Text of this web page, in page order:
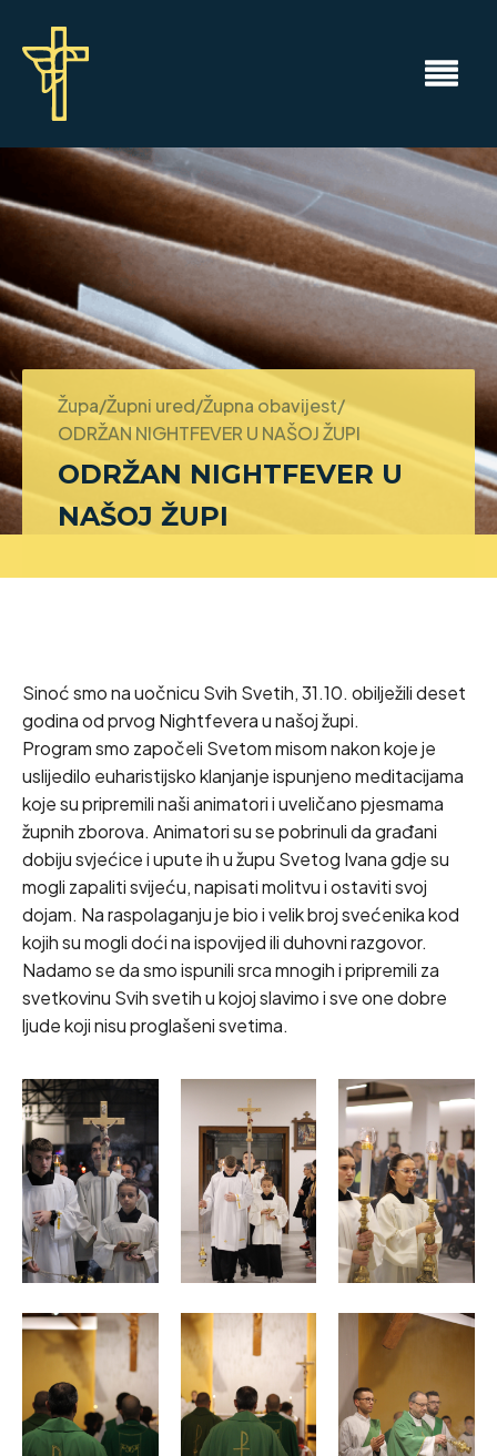
Župa/Župni ured/Župna obavijest/
ODRŽAN NIGHTFEVER U NAŠOJ ŽUPI
ODRŽAN NIGHTFEVER U
NAŠOJ ŽUPI
Sinoć smo na uočnicu Svih Svetih, 31.10. obilježili deset
godina od prvog Nightfevera u našoj župi.
Program smo započeli Svetom misom nakon koje je
uslijedilo euharistijsko klanjanje ispunjeno meditacijama
koje su pripremili naši animatori i uveličano pjesmama
župnih zborova. Animatori su se pobrinuli da građani
dobiju svjećice i upute ih u župu Svetog Ivana gdje su
mogli zapaliti svijeću, napisati molitvu i ostaviti svoj
dojam. Na raspolaganju je bio i velik broj svećenika kod
kojih su mogli doći na ispovijed ili duhovni razgovor.
Nadamo se da smo ispunili srca mnogih i pripremili za
svetkovinu Svih svetih u kojoj slavimo i sve one dobre
ljude koji nisu proglašeni svetima.